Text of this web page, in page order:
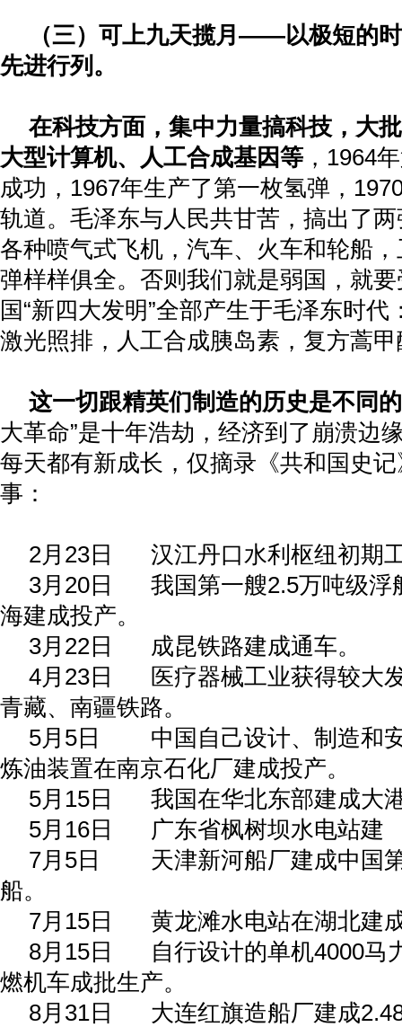
（三）可上九天揽月——以极短的
先进行列。
在科技方面，集中力量搞科技，大
大型计算机、人工合成基因等 ， 1964
成功， 1967年生产了第一枚氢弹，
轨道。毛泽东与人民共甘苦，搞出了
各种喷气式飞机，汽车、火车和轮船
弹样样俱全。否则我们就是弱国，就
国“新四大发明”全部产生于毛泽东时
激光照排，人工合成胰岛素，复方蒿甲
这一切跟精英们制造的历史是不同的
大革命”是十年浩劫，经济到了崩溃边
每天都有新成长，仅摘录《共和国史
事：
2月 23日
汉江丹口水利枢纽初期
3月 20日 我国第一艘2.5万吨级浮
海建成投产。
3月 22日
成昆铁路建成通车。
4月 23日
医疗器械工业获得较大
青藏、南疆铁路。
5月 5日
中国自己设计、制造和
炼油装置在南京石化厂建成投产。
5月 15日
我国在华北东部建成大
5月 16日
广东省枫树坝水电站建
7月 5日
天津新河船厂建成中国
船。
7月 15日
黄龙滩水电站在湖北建
8月 15日 自行设计的单机4000马
燃机车成批生产。
8月 31日 大连红旗造船厂建成